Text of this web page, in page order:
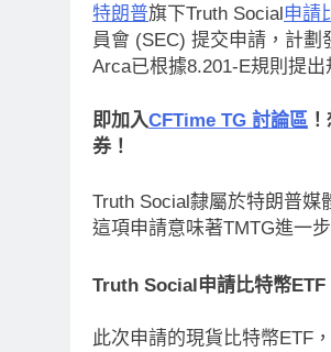
特朗普旗下Truth Social申請
員會 (SEC) 提交申請，計
Arca已根據8.201-E規則提
即加入CFTime TG 討論區
券！
Truth Social隸屬於特朗普媒
這項申請意味著TMTG進一
Truth Social申請比特幣
此次申請的現貨比特幣ETF